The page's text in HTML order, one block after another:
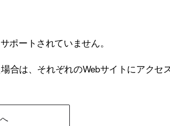
ポートされていません。
合は、それぞれのWebサイトにアク